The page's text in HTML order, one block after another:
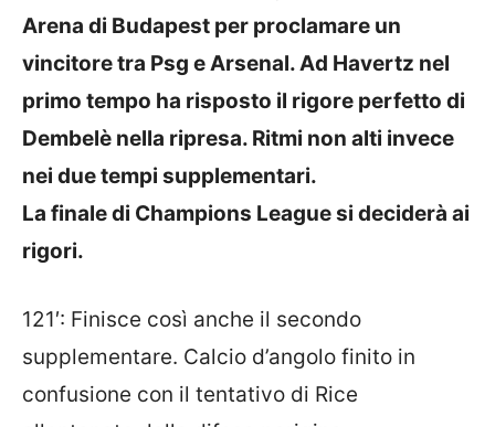
Arena di Budapest per proclamare un
vincitore tra Psg e Arsenal. Ad Havertz nel
primo tempo ha risposto il rigore perfetto di
Dembelè nella ripresa. Ritmi non alti invece
nei due tempi supplementari.
La finale di Champions League si deciderà ai
rigori.
121′: Finisce così anche il secondo
supplementare. Calcio d’angolo finito in
confusione con il tentativo di Rice